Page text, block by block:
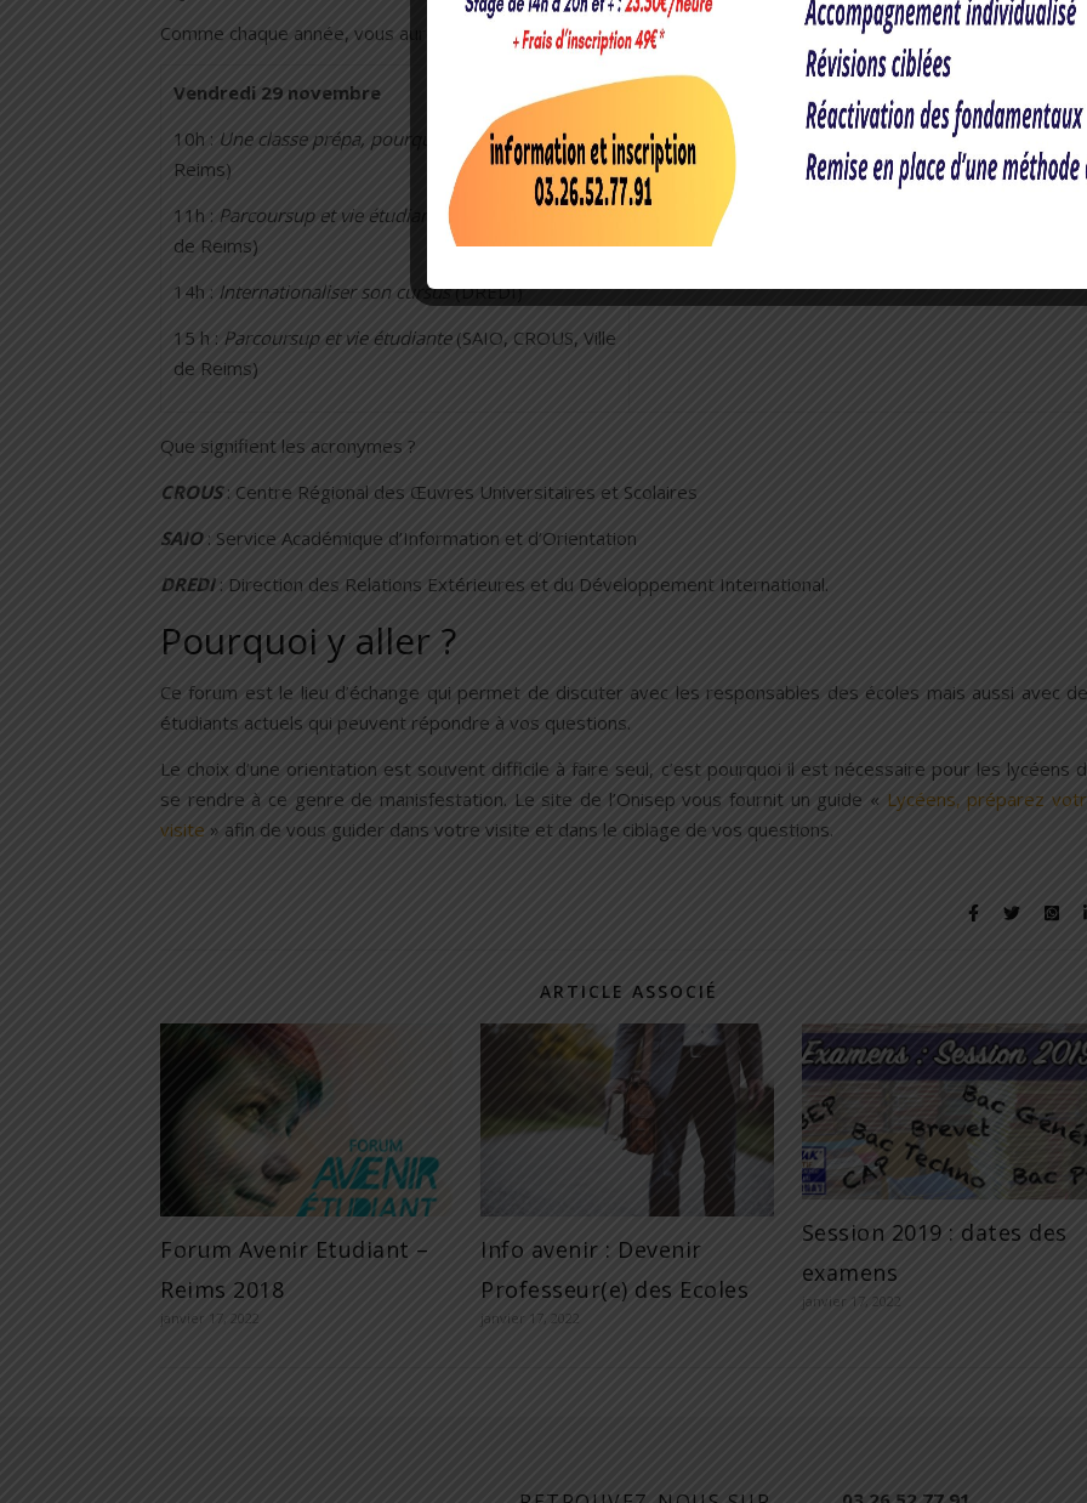
Comme chaque année, vous aurez l’occasion d’assister à une dizaine de conférences dont voici le programme :
Vendredi 29 novembre
10h : Une classe prépa, pourquoi pas ?(Prépa
Reims)
11h : Parcoursup et vie étudiante (SAIO, CROUS, Ville
de Reims)
14h : Internationaliser son cursus(DREDI)
15 h : Parcoursup et vie étudiante(SAIO, CROUS, Ville
de Reims)
Samedi 30 novembre
11h :Parcoursup et vie étudiante
(SAIO, CROUS, Ville
de Reims)
Parcoursup et vie étudiante
de Reims)
Que signifient les acronymes ?
CROUS: Centre Régional des Œuvres Universitaires et Scolaires
SAIO: Service Académique d’Information et d’Orientation
DREDI: Direction des Relations Extérieures et du Développement International.
Pourquoi y aller ?
Ce forum est le lieu d’échange qui permet de discuter avec les responsables des écoles mais aussi avec
étudiants actuels qui peuvent répondre à vos questions.
Le choix d’une orientation est souvent difficile à faire seul, c’est pourquoi il est nécessaire pour les lycéens
se rendre à ce genre de manisfestation. Le site de l’Onisep vous fournit un guide « Lycéens, préparez
visite » afin de vous guider dans votre visite et dans le ciblage de vos questions.
ARTICLE ASSOCIÉ
Forum Avenir Etudiant –
Reims 2018
janvier 17, 2022
Info avenir : Devenir
Professeur(e) des Ecoles
janvier 17, 2022
Session 2019 : dates des
examens
janvier 17, 2022